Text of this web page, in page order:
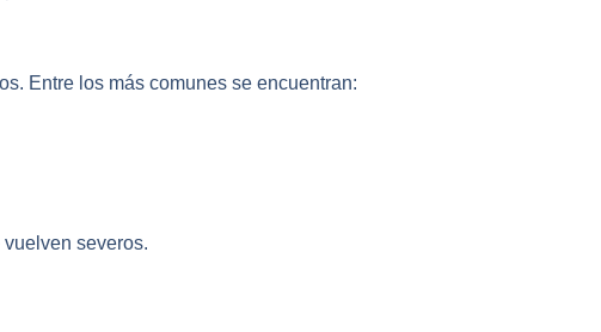
Entre los más comunes se encuentran:
severos.